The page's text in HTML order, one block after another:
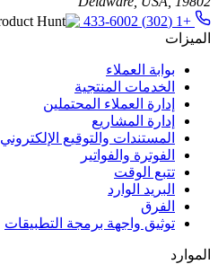
+1 (302) 433-6002
الميزات
بوابة العملاء
الخدمات المنتجية
إدارة العملاء المحتملين
إدارة المشاريع
المستندات والتوقيع الإلكتروني
الفوترة والفواتير
تتبع الوقت
البريد الوارد
الفرق
توثيق واجهة برمجة التطبيقات
الموارد